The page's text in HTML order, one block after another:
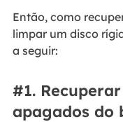
Então, como
limpar um disco
a seguir:
#1.
apagados do